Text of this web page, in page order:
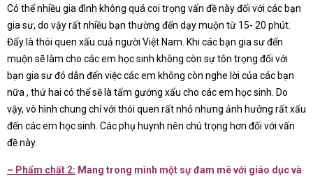
Có thể nhiều gia đình không quá coi trọng vấn đề này đối với các bạn
gia sư, do vậy rất nhiều bạn thường đến dạy muộn từ 15- 20 phút.
Đấy là thói quen xấu cuả người Việt Nam. Khi các bạn gia sư đến
muộn sẽ làm cho các em học sinh không còn sự tôn trọng đối với
bạn gia sư đó dẫn đến việc các em không còn nghe lời của các bạn
nữa , thứ hai có thể sẽ là tấm gướng xấu cho các em học sinh. Do
vậy, vô hình chung chỉ với thói quen rất nhỏ nhưng ảnh hưởng rất xấu
đến các em học sinh. Các phụ huynh nên chú trọng hơn đối với vấn
đề này.
– Phẩm chất 2: Mang trong mình một sự đam mê với giáo dục và